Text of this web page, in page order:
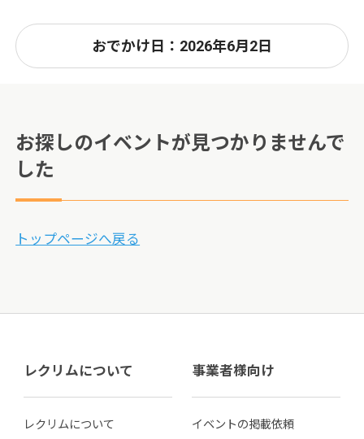
おでかけ日：2026年6月2日
お探しのイベントが見つかりませんで
した
トップページへ戻る
レクリムについて
レクリムについて
事業者様向け
イベントの掲載依頼